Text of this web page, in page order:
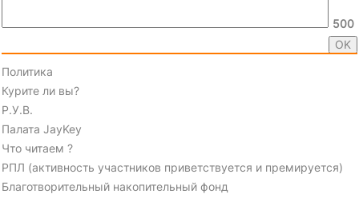
500
Политика
Курите ли вы?
Р.У.В.
Палата JayKey
Что читаем ?
РПЛ (активность участников приветствуется и премируется)
Благотворительный накопительный фонд